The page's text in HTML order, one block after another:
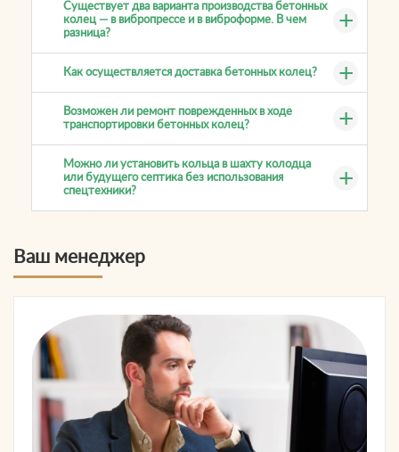
Существует два варианта производства бетонных
колец — в вибропрессе и в виброформе. В чем
разница?
Как осуществляется доставка бетонных колец?
Возможен ли ремонт поврежденных в ходе
транспортировки бетонных колец?
Можно ли установить кольца в шахту колодца
или будущего септика без использования
спецтехники?
Ваш менеджер